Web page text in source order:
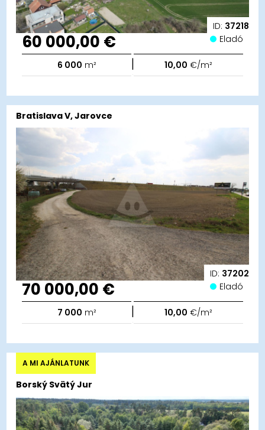
ID: 37218
60 000,00 € Eladó
6 000 m² | 10,00 €/m²
ID: 37202
Bratislava V, Jarovce
70 000,00 € Eladó
7 000 m² | 10,00 €/m²
Borský Svätý Jur
A MI AJÁNLATUNK